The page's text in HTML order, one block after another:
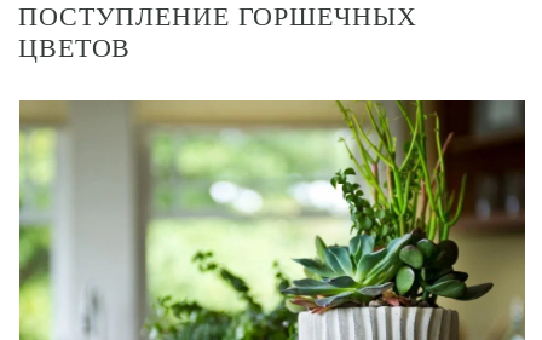
ПОСТУПЛЕНИЕ ГОРШЕЧНЫХ
ЦВЕТОВ